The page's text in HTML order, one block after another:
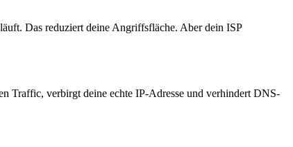
Das reduziert deine Angriffsfläche. Aber dein ISP
Traffic, verbirgt deine echte IP-Adresse und verhindert DNS-